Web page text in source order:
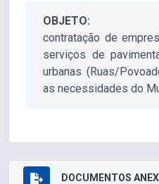
OBJETO:
contratação de
serviços de
urbanas (Ruas/
as necessidades do
DOCUMENTOS